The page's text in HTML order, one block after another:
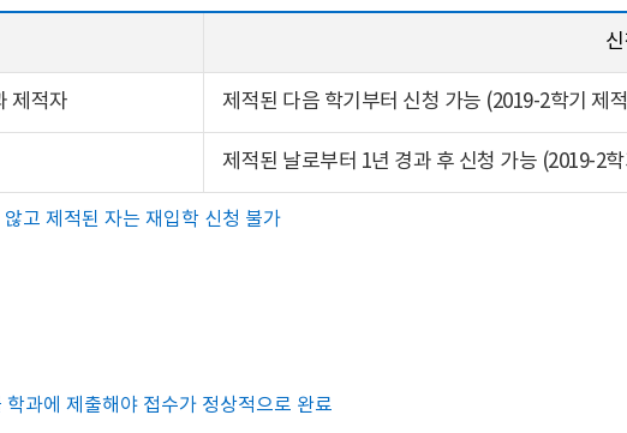
제적자 제적된 다음 학기부터 신청 가능 (2019-2학기 제
제적된 날로부터 1년 경과 후 신청 가능 (2019-2
고 제적된 자는 재입학 신청 불가
과에 제출해야 접수가 정상적으로 완료